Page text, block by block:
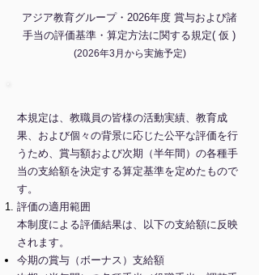
アジア教育グループ・2026年度 賞与および諸
手当の評価基準・算定方法に関する規定( 仮 )
(2026年3月から実施予定)
本規定は、教職員の皆様の活動実績、教育成
果、および個々の背景に応じた公平な評価を行
うため、賞与額および次期（半年間）の各種手
当の支給額を決定する算定基準を定めたもので
す。
評価の適用範囲
本制度による評価結果は、以下の支給額に反映
されます。
今期の賞与（ボーナス）支給額